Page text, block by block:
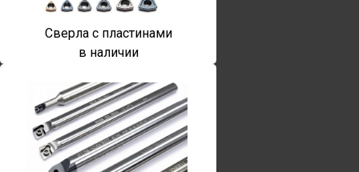
Сверла с пластинами
в наличии